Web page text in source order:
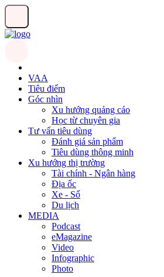
VAA
Tiêu điểm
Góc nhìn
Xu hướng quảng cáo
Học từ chuyên gia
Tư vấn tiêu dùng
Đánh giá sản phẩm
Tiêu dùng thông minh
Xu hướng thị trường
Tài chính - Ngân hàng
Địa ốc
Xe - Số
Du lịch
MEDIA
Podcast
eMagazine
Video
Infographic
Photo